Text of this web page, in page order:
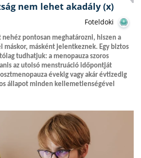
nem lehet akadály (x)
Foteldoki
pontosan meghatározni, hiszen a
másként jelentkeznek. Egy biztos
tudhatjuk: a menopauza szoros
az utolsó menstruáció időpontját
évekig vagy akár évtizedig
állapot minden kellemetlenségével